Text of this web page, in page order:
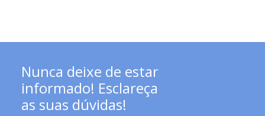
Nunca deixe de estar
informado! Esclareça
as suas dúvidas!